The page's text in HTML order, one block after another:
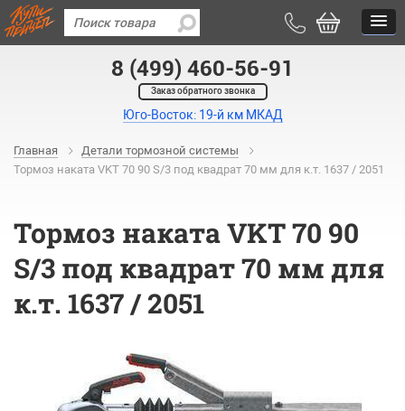
8 (499) 460-56-91
Заказ обратного звонка
Юго-Восток: 19-й км МКАД
Главная
Детали тормозной системы
Тормоз наката VKT 70 90 S/3 под квадрат 70 мм для к.т. 1637 / 2051
Тормоз наката VKT 70 90
S/3 под квадрат 70 мм для
к.т. 1637 / 2051